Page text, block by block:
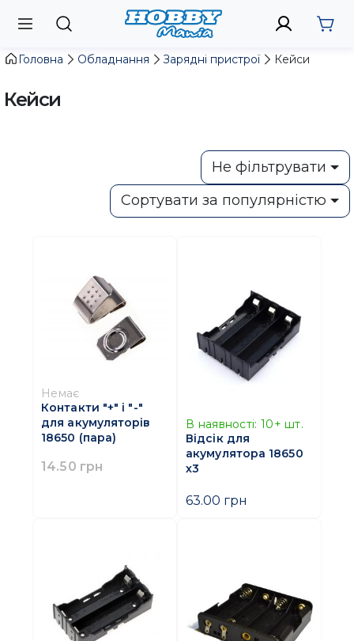
Головна Обладнання Зарядні пристрої Кейси
Кейси
Не фільтрувати
Сортувати за популярністю
Немає
Контакти "+" і "-"
для акумуляторів
18650 (пара)
14.50 грн
В наявності: 10+ шт.
Відсік для
акумулятора 18650
х3
63.00 грн